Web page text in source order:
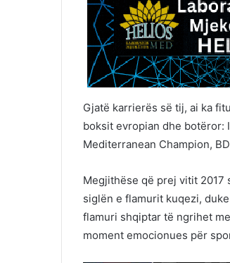
Gjatë karrierës së tij, ai ka
boksit evropian dhe botëror:
Mediterranean Champion,
Megjithëse që prej vitit 2017
siglën e flamurit kuqezi,
flamuri shqiptar të ngrihet
moment emocionues për